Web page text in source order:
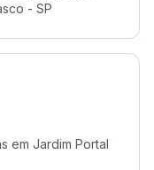
- SP
em Jardim Portal